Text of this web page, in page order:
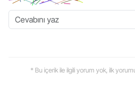
* Bu içerik ile ilgili yorum yok, ilk